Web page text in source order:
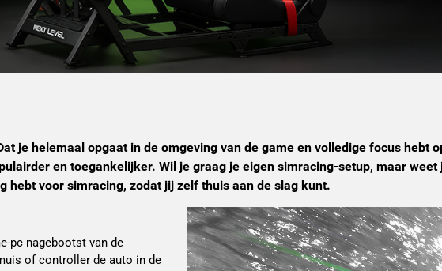
je helemaal opgaat in de omgeving van de game en volledige focus hebt
en toegankelijker. Wil je graag je eigen simracing-setup, maar
voor simracing, zodat jij zelf thuis aan de slag kunt.
pc nagebootst van de
of controller de auto in de